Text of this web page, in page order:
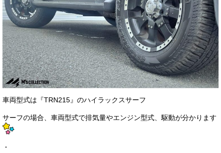
車両型式は『TRN215』のハイラックスサーフ
サーフの場合、車両型式で排気量やエンジン型式、駆動が分かります
・